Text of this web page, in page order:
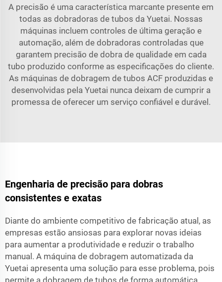
A precisão é uma característica marcante presente em
todas as dobradoras de tubos da Yuetai. Nossas
máquinas incluem controles de última geração e
automação, além de dobradoras controladas que
garantem precisão de dobra de qualidade em cada
tubo produzido conforme as especificações do cliente.
As máquinas de dobragem de tubos ACF produzidas e
desenvolvidas pela Yuetai nunca deixam de cumprir a
promessa de oferecer um serviço confiável e durável.
Engenharia de precisão para dobras
consistentes e exatas
Diante do ambiente competitivo de fabricação atual, as
empresas estão ansiosas para explorar novas ideias
para aumentar a produtividade e reduzir o trabalho
manual. A máquina de dobragem automatizada da
Yuetai apresenta uma solução para esse problema, pois
permite a dobragem de tubos de forma automática,